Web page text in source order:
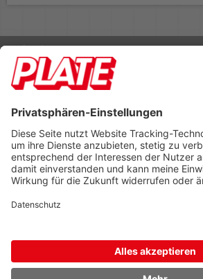
Rufen Sie uns an 04298 401-0
Lieferbedingungen Impressum
Footer anzeigen
PLATE Büromaterial Vertriebs GmbH
Hilligenwarf 5